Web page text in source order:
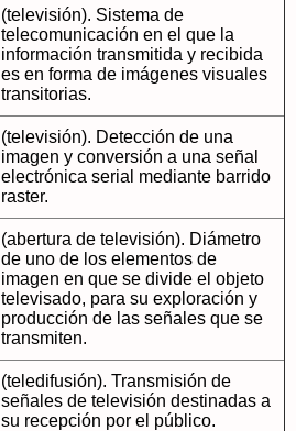
(televisión). Sistema de
telecomunicación en el que la
información transmitida y recibida
es en forma de imágenes visuales
transitorias.
(televisión). Detección de una
imagen y conversión a una señal
electrónica serial mediante barrido
raster.
(abertura de televisión). Diámetro
de uno de los elementos de
imagen en que se divide el objeto
televisado, para su exploración y
producción de las señales que se
transmiten.
(teledifusión). Transmisión de
señales de televisión destinadas a
su recepción por el público.